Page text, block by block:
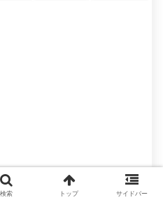
検索 トップ サイドバー